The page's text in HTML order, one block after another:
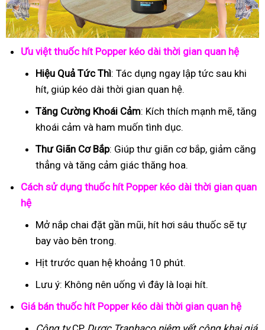
Ưu việt thuốc hít Popper kéo dài thời gian quan hệ
Hiệu Quả Tức Thì: Tác dụng ngay lập tức sau khi
hít, giúp kéo dài thời gian quan hệ.
Tăng Cường Khoái Cảm: Kích thích mạnh mẽ, tăng
khoái cảm và ham muốn tình dục.
Thư Giãn Cơ Bắp: Giúp thư giãn cơ bắp, giảm căng
thẳng và tăng cảm giác thăng hoa.
Cách sử dụng thuốc hít Popper kéo dài thời gian quan
hệ
Mở nắp chai đặt gần mũi, hít hơi sâu thuốc sẽ tự
bay vào bên trong.
Hịt trước quan hệ khoảng 10 phút.
Lưu ý: Không nên uống vì đây là loại hít.
Giá bán thuốc hít Popper kéo dài thời gian quan hệ